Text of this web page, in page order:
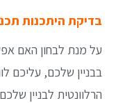
בדיקת היתכנות
על מנת לבחון האם
בבניין שלכם, עליכם
הרלוונטית לבניין